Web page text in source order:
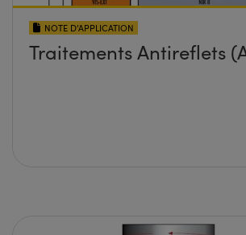
NOTE D’APPLICATION
Traitements Antireflets